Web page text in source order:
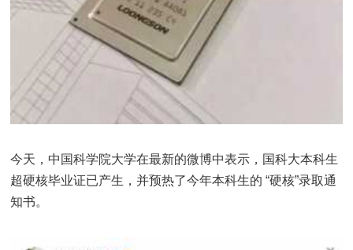
今天，中国科学院大学在最新的微博中表示，国科大本科生
超硬核毕业证已产生，并预热了今年本科生的 “硬核”录取通
知书。